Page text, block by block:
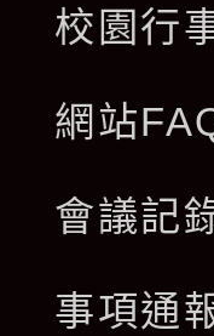
校園行
網站
會議記
事項通